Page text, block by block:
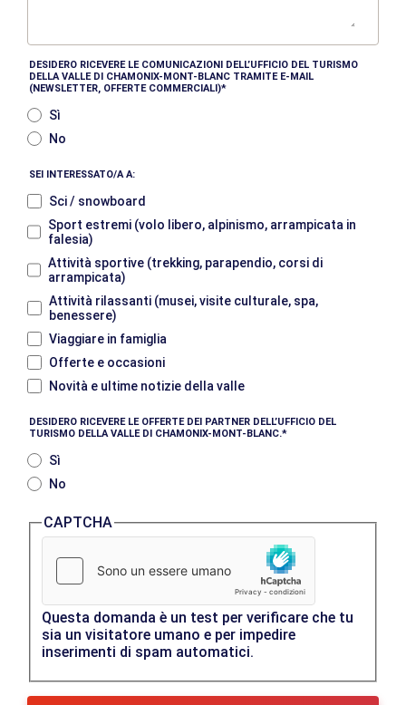
DESIDERO RICEVERE LE COMUNICAZIONI DELL’UFFICIO DEL TURISMO
DELLA VALLE DI CHAMONIX-MONT-BLANC TRAMITE E-MAIL
(NEWSLETTER, OFFERTE COMMERCIALI)
Sì
No
SEI INTERESSATO/A A:
Sci / snowboard
Sport estremi (volo libero, alpinismo, arrampicata in
falesia)
Attività sportive (trekking, parapendio, corsi di
arrampicata)
Attività rilassanti (musei, visite culturale, spa,
benessere)
Viaggiare in famiglia
Offerte e occasioni
Novità e ultime notizie della valle
DESIDERO RICEVERE LE OFFERTE DEI PARTNER DELL’UFFICIO DEL
TURISMO DELLA VALLE DI CHAMONIX-MONT-BLANC.
Sì
No
CAPTCHA
Questa domanda è un test per verificare che tu
sia un visitatore umano e per impedire
inserimenti di spam automatici.